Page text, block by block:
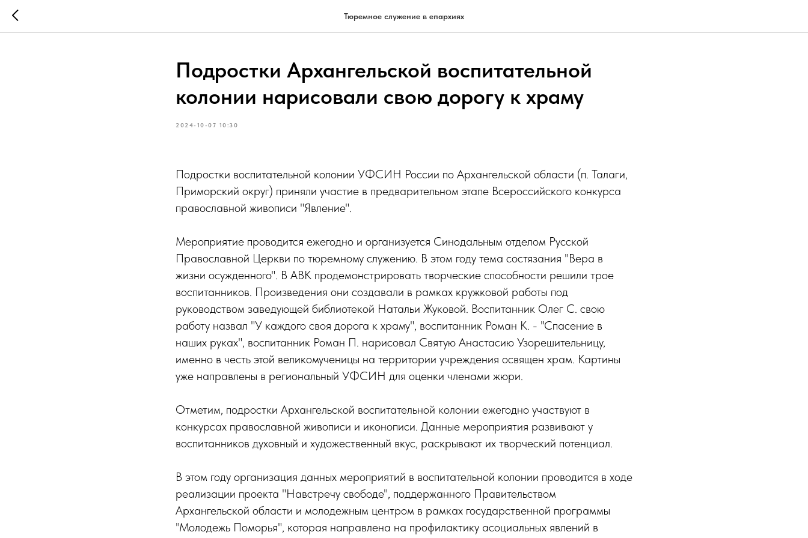
Тюремное служение в епархиях
Подростки Архангельской воспитательной
колонии нарисовали свою дорогу к храму
2024-10-07 10:30
Подростки воспитательной колонии УФСИН России по Архангельской области (п. Талаги,
Приморский округ) приняли участие в предварительном этапе Всероссийского конкурса
православной живописи "Явление".
Мероприятие проводится ежегодно и организуется Синодальным отделом Русской
Православной Церкви по тюремному служению. В этом году тема состязания "Вера в
жизни осужденного". В АВК продемонстрировать творческие способности решили трое
воспитанников. Произведения они создавали в рамках кружковой работы под
руководством заведующей библиотекой Натальи Жуковой. Воспитанник Олег С. свою
работу назвал "У каждого своя дорога к храму", воспитанник Роман К. - "Спасение в
наших руках", воспитанник Роман П. нарисовал Святую Анастасию Узорешительницу,
именно в честь этой великомученицы на территории учреждения освящен храм. Картины
уже направлены в региональный УФСИН для оценки членами жюри.
Отметим, подростки Архангельской воспитательной колонии ежегодно участвуют в
конкурсах православной живописи и иконописи. Данные мероприятия развивают у
воспитанников духовный и художественный вкус, раскрывают их творческий потенциал.
В этом году организация данных мероприятий в воспитательной колонии проводится в ходе
реализации проекта "Навстречу свободе", поддержанного Правительством
Архангельской области и молодежным центром в рамках государственной программы
"Молодежь Поморья", которая направлена на профилактику асоциальных явлений в